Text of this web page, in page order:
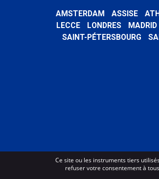
AMSTERDAM ASSISE
LECCE
LONDRES MADRID
SAINT-PÉTERSBOURG
Ce site ou les instruments tiers
refuser votre consentement à